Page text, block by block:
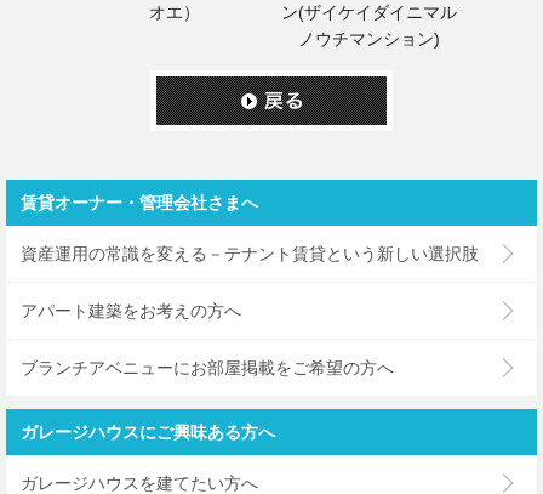
オエ）
ン(ザイケイダイニマル
ノウチマンション)
賃貸オーナー・管理会社さまへ
資産運用の常識を変える－テナント賃貸という新しい選択肢
アパート建築をお考えの方へ
ブランチアベニューにお部屋掲載をご希望の方へ
ガレージハウスにご興味ある方へ
ガレージハウスを建てたい方へ